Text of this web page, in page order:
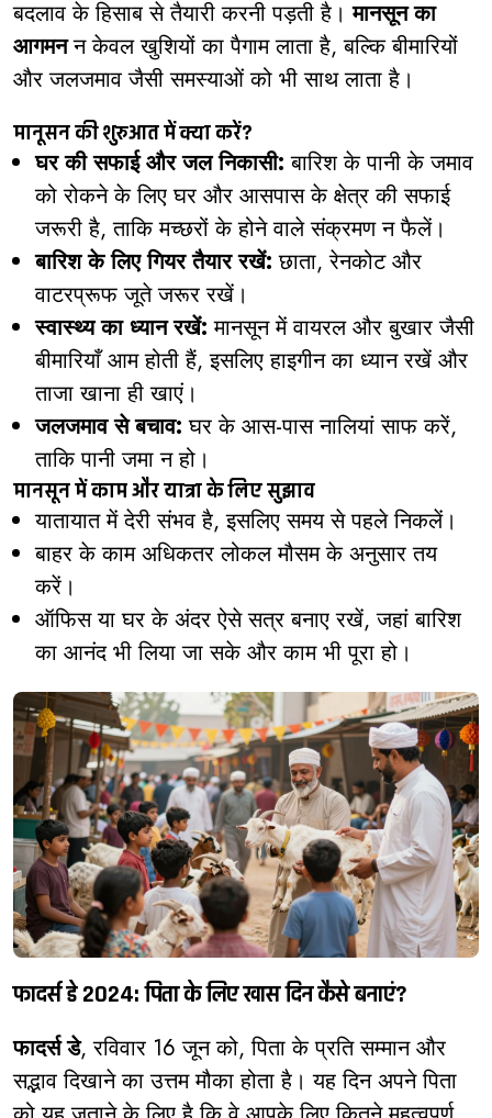
बदलाव के हिसाब से तैयारी करनी पड़ती है।मानसून का
आगमनन केवल खुशियों का पैगाम लाता है, बल्कि बीमारियों
और जलजमाव जैसी समस्याओं को भी साथ लाता है।
मानूसन की शुरुआत में क्या करें?
घर की सफाई और जल निकासी: बारिश के पानी के जमाव
को रोकने के लिए घर और आसपास के क्षेत्र की सफाई
जरूरी है, ताकि मच्छरों के होने वाले संक्रमण न फैलें।
बारिश के लिए गियर तैयार रखें: छाता, रेनकोट और
वाटरप्रूफ जूते जरूर रखें।
स्वास्थ्य का ध्यान रखें: मानसून में वायरल और बुखार जैसी
बीमारियाँ आम होती हैं, इसलिए हाइगीन का ध्यान रखें और
ताजा खाना ही खाएं।
जलजमाव से बचाव: घर के आस-पास नालियां साफ करें,
ताकि पानी जमा न हो।
मानसून में काम और यात्रा के लिए सुझाव
यातायात में देरी संभव है, इसलिए समय से पहले निकलें।
बाहर के काम अधिकतर लोकल मौसम के अनुसार तय
करें।
ऑफिस या घर के अंदर ऐसे सत्र बनाए रखें, जहां बारिश
का आनंद भी लिया जा सके और काम भी पूरा हो।
फादर्स डे 2024: पिता के लिए खास दिन कैसे बनाएं?
फादर्स डे, रविवार 16 जून को, पिता के प्रति सम्मान और
सद्भाव दिखाने का उत्तम मौका होता है। यह दिन अपने पिता